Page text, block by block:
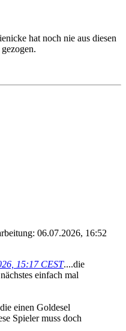
hat noch nie aus diesen
: 06.07.2026, 16:52
15:17 CEST....die
einfach mal
einen Goldesel
Spieler muss doch